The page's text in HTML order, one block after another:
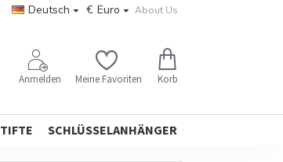
Deutsch € Euro About Us
Anmelden Meine Favoriten Korb
SCHLÜSSELANHÄNGER